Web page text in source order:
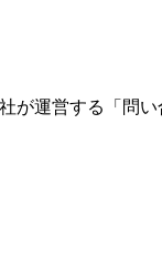
が運営する「問